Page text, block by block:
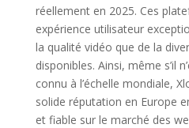
réellement en 2025. Ces
expérience utilisateur
la qualité vidéo que de la
disponibles. Ainsi, même s’il
connu à l’échelle mondiale,
solide réputation en Europe
et fiable sur le marché des